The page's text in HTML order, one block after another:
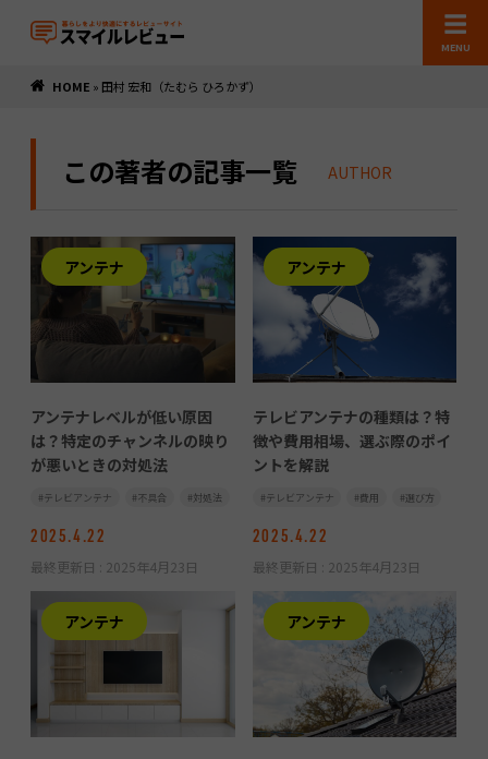
MENU
HOME » 田村 宏和（たむら ひろかず）
この著者の記事一覧 AUTHOR
アンテナ
アンテナレベルが低い原因
は？特定のチャンネルの映り
が悪いときの対処法
テレビアンテナ 不具合 対処法
2025.4.22
最終更新日 : 2025年4月23日
アンテナ
テレビアンテナの種類は？特
徴や費用相場、選ぶ際のポイ
ントを解説
テレビアンテナ 費用 選び方
2025.4.22
最終更新日 : 2025年4月23日
アンテナ アンテナ